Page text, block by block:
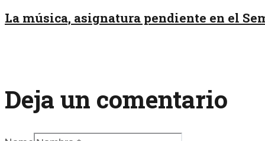
La música, asignatura pendiente en el
Deja un comentario